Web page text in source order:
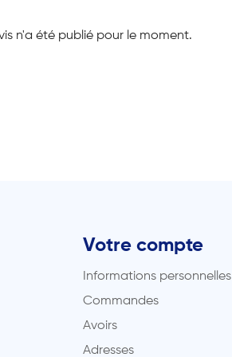
n'a été publié pour le moment.
Votre compte
Informations personnelles
Commandes
Avoirs
Adresses